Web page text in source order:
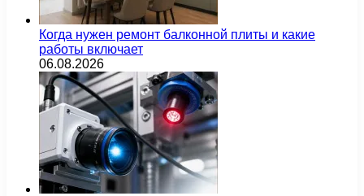
Когда нужен ремонт балконной плиты и какие
работы включает
06.08.2026